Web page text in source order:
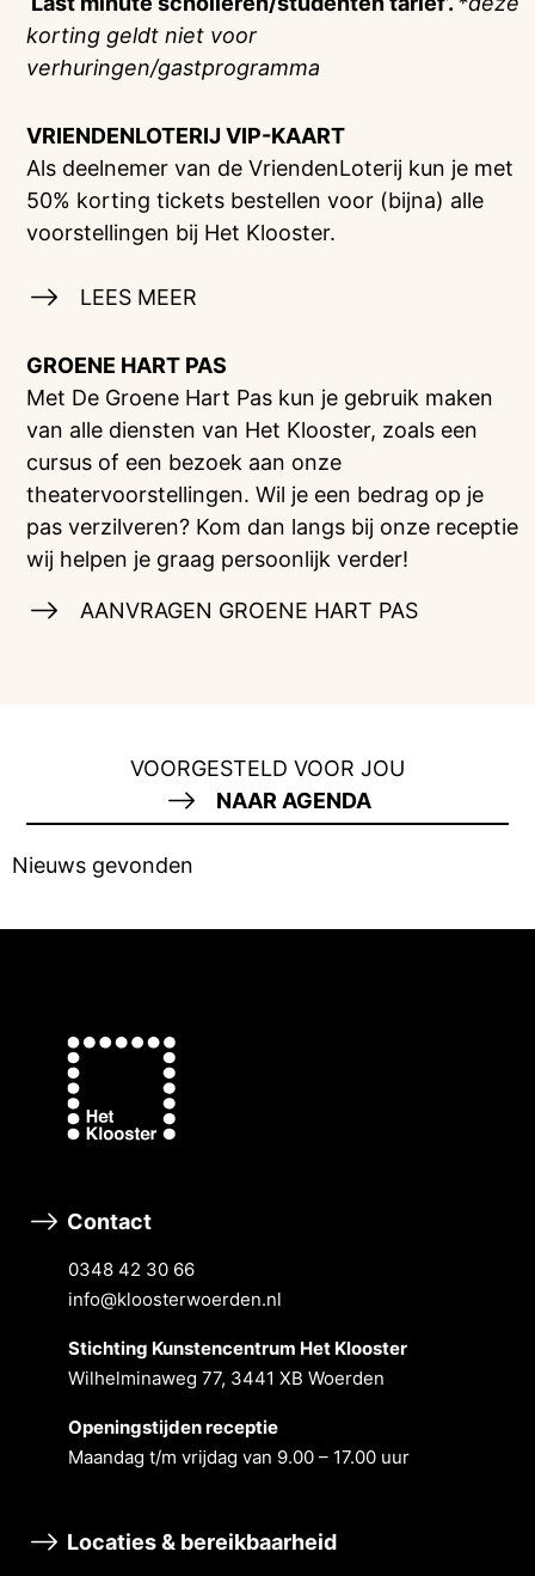
korting geldt niet voor
verhuringen/gastprogramma
VRIENDENLOTERIJVIP-KAART
Als deelnemer van de VriendenLoterij kun je met
50% korting tickets bestellen voor (bijna) alle
voorstellingen bij Het Klooster.
LEES MEER
GROENE HART PAS
Met De Groene Hart Pas kun je gebruik maken
van alle diensten van Het Klooster, zoals een
cursus of een bezoek aan onze
theatervoorstellingen. Wil je een bedrag op je
pas verzilveren? Kom dan langs bij onze receptie
wij helpen je graag persoonlijk verder!
AANVRAGEN GROENE HART PAS
VOORGESTELD VOOR JOU
NAAR AGENDA
Nieuws gevonden
Contact
0348 42 30 66
info@kloosterwoerden.nl
Stichting Kunstencentrum Het Klooster
Wilhelminaweg 77, 3441 XB Woerden
Openingstĳden receptie
Maandag t/m vrĳdag van 9.00 – 17.00 uur
Locaties & bereikbaarheid